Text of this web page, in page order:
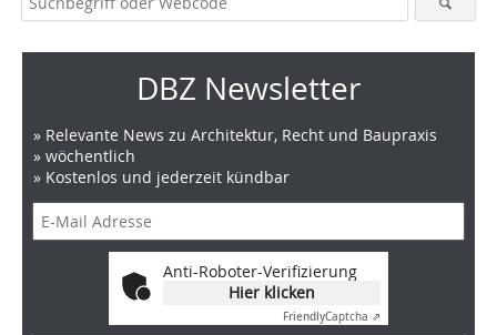
DBZ Newsletter
» Relevante News zu Architektur, Recht und Baupraxis
» wöchentlich
» Kostenlos und jederzeit kündbar
Anti-Roboter-Verifizierung
Hier klicken
FriendlyCaptcha ⇗